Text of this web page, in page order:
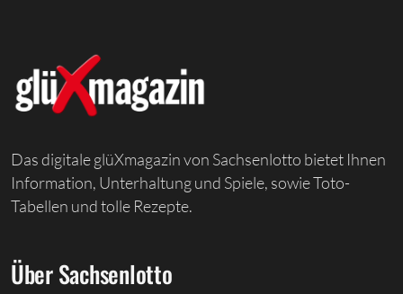
Das digitale glüXmagazin von Sachsenlotto bietet Ihnen
Information, Unterhaltung und Spiele, sowie Toto-
Tabellen und tolle Rezepte.
Über Sachsenlotto